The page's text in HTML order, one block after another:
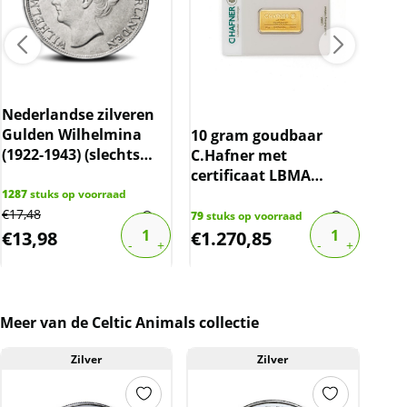
Dit product wordt onder de margeregel
verhandeld. Dit houdt in dat wij btw afdragen
over de marge die wij behalen op dit product.
De btw mag hierdoor door ons niet op de
website is inclusief btw.
Nederlandse zilveren
Gulden Wilhelmina
(1922-1943) (slechts
1287stuks op voorraad
€17,48
€13,98
10 gram goudbaar
C.Hafner met
certificaat LBMA
79stuks op voorraad
€1.270,85
Meer van de Celtic Animals collectie
Zilver Zilver